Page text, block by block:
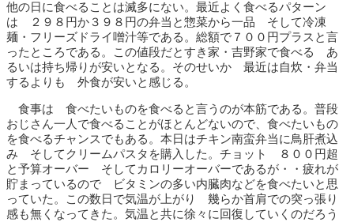
他の日に食べることは滅多にない。最近よく食べるパターン
は ２９８円か３９８円の弁当と惣菜から一品 そして冷凍
麺・フリーズドライ噌汁等である。総額で７００円プラスと言
ったところである。この値段だとすき家・吉野家で食べる あ
るいは持ち帰りが安いとなる。そのせいか 最近は自炊・弁当
するよりも 外食が安いと感じる。
食事は 食べたいものを食べると言うのが本筋である。普段
おじさん一人で食べることがほとんどないので、食べたいもの
を食べるチャンスでもある。本日はチキン南蛮弁当に鳥肝煮込
み そしてクリームパスタを購入した。チョット ８００円超
と予算オーバー そしてカロリーオーバーであるが・・疲れが
貯まっているので ビタミンの多い内臓肉などを食べたいと思
っていた。この数日で気温が上がり 幾らか首肩での突っ張り
感も無くなってきた。気温と共に徐々に回復していくのだろう